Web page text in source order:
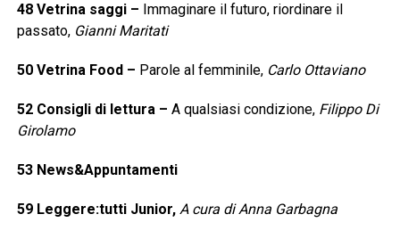
48 Vetrina saggi– Immaginare il futuro, riordinare il
passato, Gianni Maritati
50 Vetrina Food – Parole al femminile, Carlo Ottaviano
52 Consigli di lettura– A qualsiasi condizione, Filippo Di
Girolamo
53 News&Appuntamenti
59 Leggere:tutti Junior, A cura di Anna Garbagna